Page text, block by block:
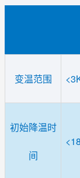
变温范围
初始降温时
间